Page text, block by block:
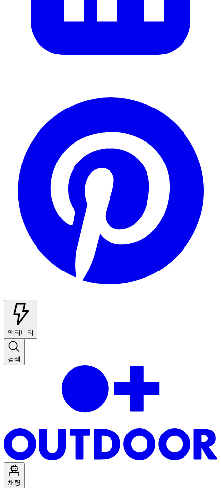
액티비티
검색
채팅